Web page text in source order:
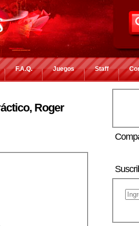
F.A.Q. Juegos Staff
Roger